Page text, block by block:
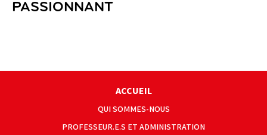
PASSIONNANT
ACCUEIL
QUI SOMMES-NOUS
PROFESSEUR.E.S ET ADMINISTRATION